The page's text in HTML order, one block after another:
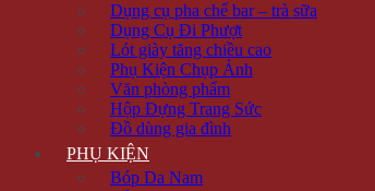
Dụng cụ pha chế bar – trà sữa
Dụng Cụ Đi Phượt
Lót giày tăng chiều cao
Phụ Kiện Chụp Ảnh
Văn phòng phẩm
Hộp Đựng Trang Sức
Đồ dùng gia đình
PHỤ KIỆN
Bóp Da Nam